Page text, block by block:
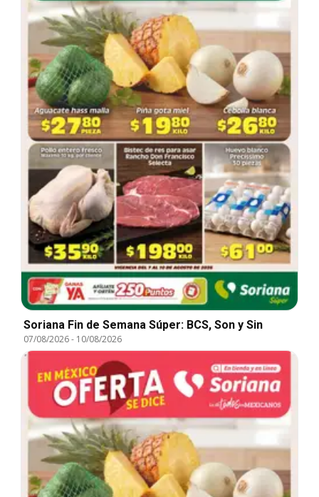
Soriana Fin de Semana Súper: BCS, Son y Sin
07/08/2026- 10/08/2026